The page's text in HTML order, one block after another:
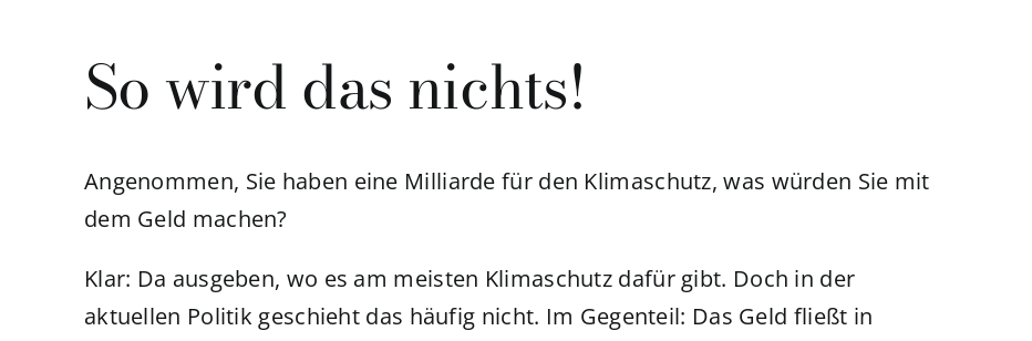
So wird das nichts!
Angenommen, Sie haben eine Milliarde für den Klimaschutz, was würden Sie mit
dem Geld machen?
Klar: Da ausgeben, wo es am meisten Klimaschutz dafür gibt. Doch in der
aktuellen Politik geschieht das häufig nicht. Im Gegenteil: Das Geld fließt in